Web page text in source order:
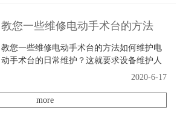
教您一些维修电动手术台的方法
教您一些维修电动手术台的方法如何维护电
动手术台的日常维护？这就要求设备维护人
员平时多加注意设备部负责人应了解电动手
常维护，以确保设备在使用过程中的安全。
电动手术台
2020-6-17
more